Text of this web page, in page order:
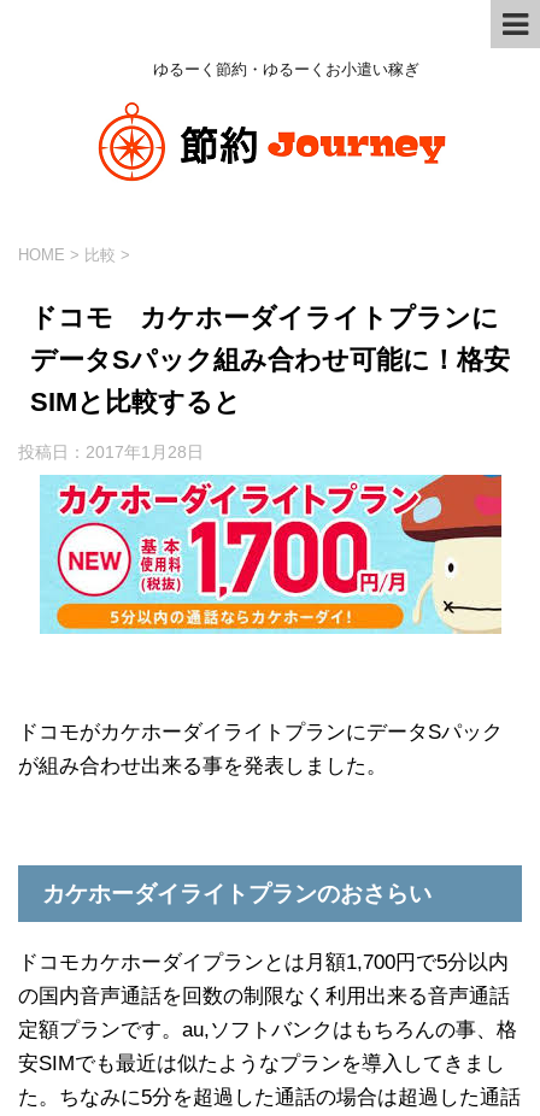
ゆるーく節約・ゆるーくお小遣い稼ぎ
HOME > 比較 >
ドコモ カケホーダイライトプランに
データSパック組み合わせ可能に！格安
SIMと比較すると
投稿日： 2017年1月28日
ドコモがカケホーダイライトプランにデータSパック
が組み合わせ出来る事を発表しました。
カケホーダイライトプランのおさらい
ドコモカケホーダイプランとは月額1,700円で5分以内
の国内音声通話を回数の制限なく利用出来る音声通話
定額プランです。au,ソフトバンクはもちろんの事、格
安SIMでも最近は似たようなプランを導入してきまし
た。ちなみに5分を超過した通話の場合は超過した通話